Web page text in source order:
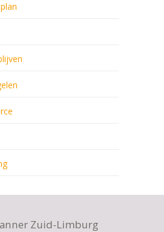
Zuid-Limburg